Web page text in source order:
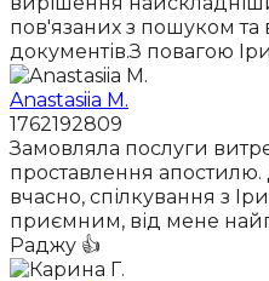
пов'язаних з пошуком та
документів.З повагою
Anastasiia M.
1762192809
Замовляла послуги
проставлення
вчасно, спілкування з
приємним, від мене
Раджу 👍